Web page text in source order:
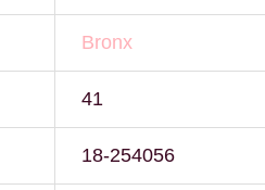
Bronx
41
18-254056